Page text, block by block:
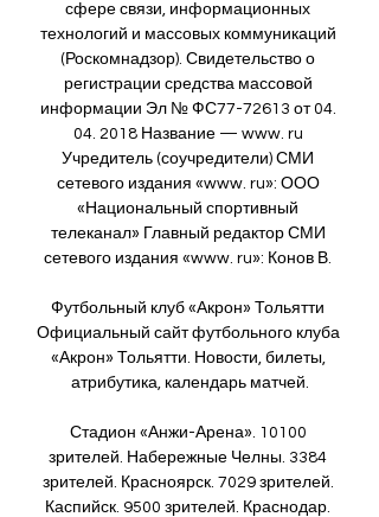
сфере связи, информационных
технологий и массовых коммуникаций
(Роскомнадзор). Свидетельство о
регистрации средства массовой
информации Эл № ФС77-72613 от 04.
04. 2018 Название — www. ru
Учредитель (соучредители) СМИ
сетевого издания «www. ru»: ООО
«Национальный спортивный
телеканал» Главный редактор СМИ
сетевого издания «www. ru»: Конов В.
Футбольный клуб «Акрон» Тольятти
Официальный сайт футбольного клуба
«Акрон» Тольятти. Новости, билеты,
атрибутика, календарь матчей.
Стадион «Анжи-Арена». 10100
зрителей. Набережные Челны. 3384
зрителей. Красноярск. 7029 зрителей.
Каспийск. 9500 зрителей. Краснодар.